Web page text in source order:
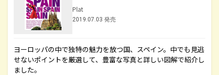
Plat
2019.07.03 発売
ヨーロッパの中で独特の魅力を放つ国、スペイン。中でも見逃
せないポイントを厳選して、豊富な写真と詳しい図解で紹介し
ました。